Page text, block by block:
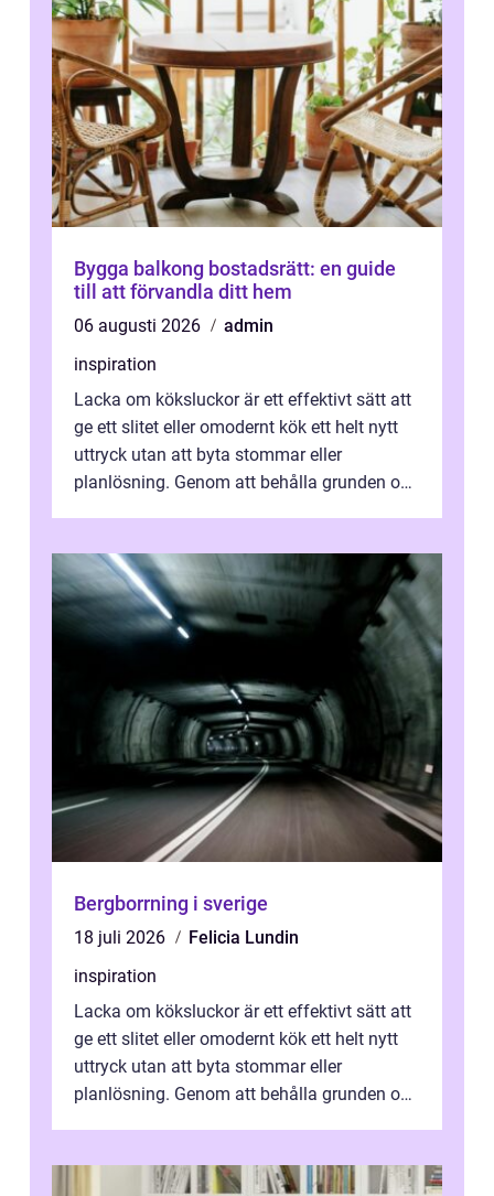
Bygga balkong bostadsrätt: en guide
till att förvandla ditt hem
06 augusti 2026
admin
inspiration
Lacka om köksluckor är ett effektivt sätt att
ge ett slitet eller omodernt kök ett helt nytt
uttryck utan att byta stommar eller
planlösning. Genom att behålla grunden och
Bergborrning i sverige
18 juli 2026
Felicia Lundin
inspiration
Lacka om köksluckor är ett effektivt sätt att
ge ett slitet eller omodernt kök ett helt nytt
uttryck utan att byta stommar eller
planlösning. Genom att behålla grunden och